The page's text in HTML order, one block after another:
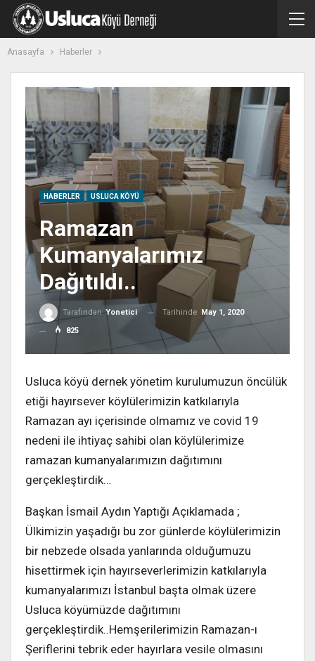
Anasayfa Haberler
HABERLER USLUCA KÖYÜ
Ramazan
Kumanyalarımız
Dağıtıldı..
Tarafından Yonetici Tarihinde May 1, 2020
825
Usluca köyü dernek yönetim kurulumuzun öncülük
etiği hayırsever köylülerimizin katkılarıyla
Ramazan ayı içerisinde olmamız ve covid 19
nedeni ile ihtiyaç sahibi olan köylülerimize
ramazan kumanyalarımızın dağıtımını
gerçekleştirdik…
Başkan İsmail Aydın Yaptığı Açıklamada ;
Ülkimizin yaşadığı bu zor günlerde köylülerimizin
bir nebzede olsada yanlarında olduğumuzu
hisettirmek için hayırseverlerimizin katkılarıyla
kumanyalarımızı İstanbul başta olmak üzere
Usluca köyümüzde dağıtımını
gerçekleştirdik..Hemşerilerimizin Ramazan-ı
Şeriflerini tebrik eder hayırlara vesile olmasını